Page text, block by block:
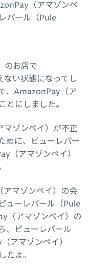
（アマゾンペ
パール（Pule
のお店で
い状態になってし
、AmazonPay（ア
とにしました。
マゾンペイ）が不正
めに、ピューレパー
（アマゾンペイ）
マゾンペイ）の会
ューレパール（Pule
（アマゾンペイ）の
、ピューレパール
アマゾンペイ）
たよ。